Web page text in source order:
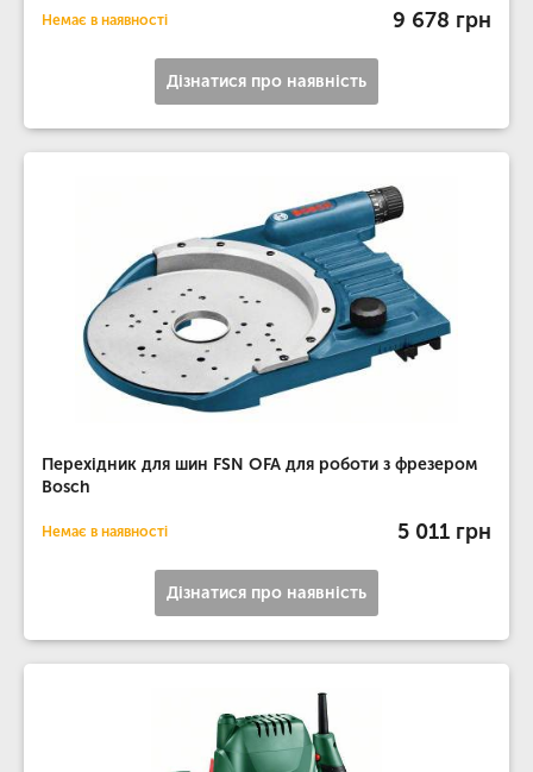
Немає в наявності 9 678 грн
Дізнатися про наявність
Перехідник для шин FSN OFA для роботи з фрезером
Bosch
Немає в наявності 5 011 грн
Дізнатися про наявність